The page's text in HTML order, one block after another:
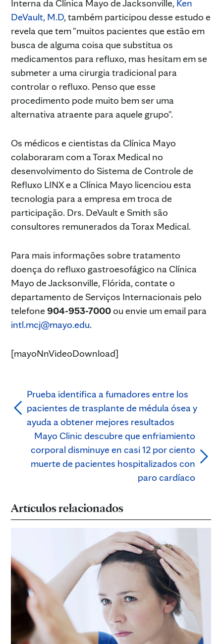
Interna da Clínica Mayo de Jacksonville, Ken
DeVault, M.D, também participou desse estudo e
revela que tem "muitos pacientes que estão em
busca de alguma coisa que substitua os
medicamentos para refluxo, mas hesitam em se
submeter a uma cirurgia tradicional para
controlar o refluxo. Penso que esse
procedimento pode muito bem ser uma
alternativa atraente para aquele grupo".
Os médicos e cientistas da Clínica Mayo
colaboraram com a Torax Medical no
desenvolvimento do Sistema de Controle de
Refluxo LINX e a Clínica Mayo licenciou esta
tecnologia para a empresa em troca de
participação. Drs. DeVault e Smith são
consultores remunerados da Torax Medical.
Para mais informações sobre tratamento
doença do refluxo gastroesofágico na Clínica
Mayo de Jacksonville, Flórida, contate o
departamento de Serviços Internacionais pelo
telefone904-953-7000ou envie um email para
intl.mcj@mayo.edu.
[mayoNnVideoDownload]
Prueba identifica a fumadores entre los
pacientes de trasplante de médula ósea y
ayuda a obtener mejores resultados
Mayo Clinic descubre que enfriamiento
corporal disminuye en casi 12 por ciento
muerte de pacientes hospitalizados con
paro cardíaco
Artículos relacionados